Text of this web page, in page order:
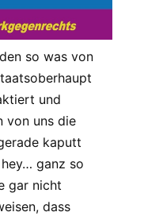
so was von
und
von uns die
kaputt
ganz so
gar nicht
dass